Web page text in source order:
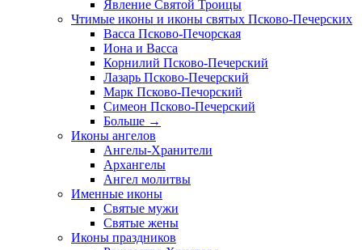
Явление Святой Троицы
Чтимые иконы и иконы святых Псково-Печерских
Васса Псково-Печорская
Иона и Васса
Корнилий Псково-Печерский
Лазарь Псково-Печерский
Марк Псково-Печорский
Симеон Псково-Печерский
Больше →
Иконы ангелов
Ангелы-Хранители
Архангелы
Ангел молитвы
Именные иконы
Святые мужи
Святые жены
Иконы праздников